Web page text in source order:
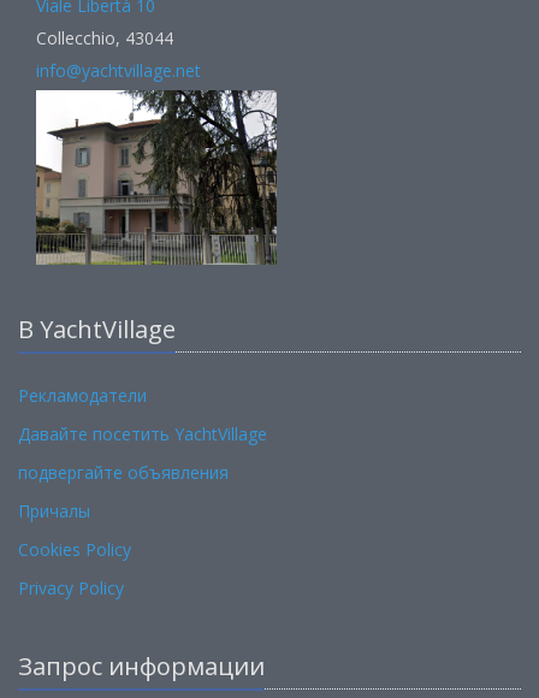
Viale Libertà 10
Collecchio, 43044
info@yachtvillage.net
В YachtVillage
Рекламодатели
Давайте посетить YachtVillage
подвергайте объявления
Причалы
Cookies Policy
Privacy Policy
Запрос информации